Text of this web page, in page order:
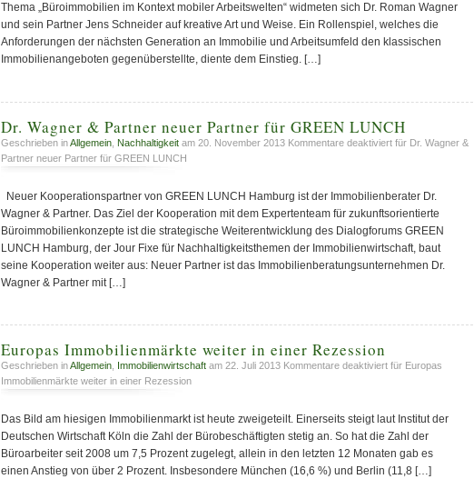
Thema „Büroimmobilien im Kontext mobiler Arbeitswelten“ widmeten sich Dr. Roman Wagner
und sein Partner Jens Schneider auf kreative Art und Weise. Ein Rollenspiel, welches die
Anforderungen der nächsten Generation an Immobilie und Arbeitsumfeld den klassischen
Immobilienangeboten gegenüberstellte, diente dem Einstieg. […]
Dr. Wagner & Partner neuer Partner für GREEN LUNCH
Geschrieben inAllgemein Nachhaltigkeit am 20. November 2013 Kommentare deaktiviert für Dr. Wagner &
Partner neuer Partner für GREEN LUNCH
Neuer Kooperationspartner von GREEN LUNCH Hamburg ist der Immobilienberater Dr.
Wagner & Partner. Das Ziel der Kooperation mit dem Expertenteam für zukunftsorientierte
Büroimmobilienkonzepte ist die strategische Weiterentwicklung des Dialogforums GREEN
LUNCH Hamburg, der Jour Fixe für Nachhaltigkeitsthemen der Immobilienwirtschaft, baut
seine Kooperation weiter aus: Neuer Partner ist das Immobilienberatungsunternehmen Dr.
Wagner & Partner mit […]
Europas Immobilienmärkte weiter in einer Rezession
Geschrieben inAllgemein Immobilienwirtschaft am 22. Juli 2013 Kommentare deaktiviert für Europas
Immobilienmärkte weiter in einer Rezession
Das Bild am hiesigen Immobilienmarkt ist heute zweigeteilt. Einerseits steigt laut Institut der
Deutschen Wirtschaft Köln die Zahl der Bürobeschäftigten stetig an. So hat die Zahl der
Büroarbeiter seit 2008 um 7,5 Prozent zugelegt, allein in den letzten 12 Monaten gab es
einen Anstieg von über 2 Prozent. Insbesondere München (16,6 %) und Berlin (11,8 […]